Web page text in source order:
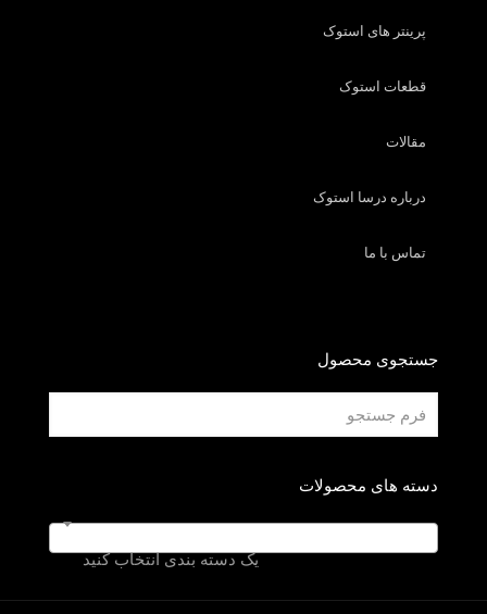
پرینتر های استوک
قطعات استوک
مقالات
درباره درسا استوک
تماس با ما
جستجوی محصول
دسته های محصولات
یک دسته بندی انتخاب کنید